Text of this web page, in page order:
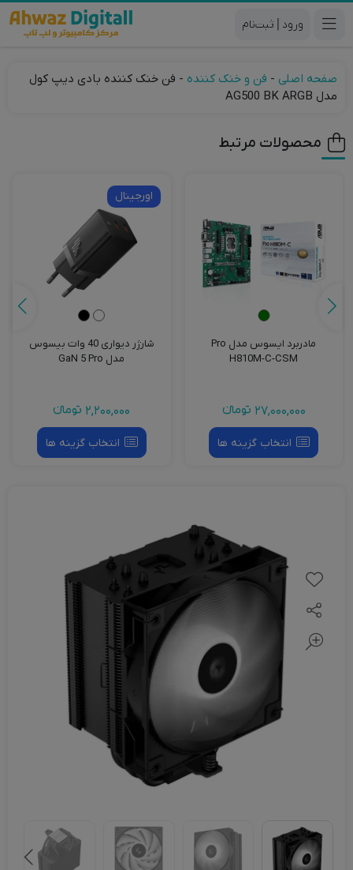
|
صفحه اصلی - فن و خنک کننده - فن خنک کننده بادی دیپ کول
مدل AG500 BK ARGB
محصولات مرتبط
مادربرد ایسوس مدل Pro
H810M-C-CSM
27,000,000 تومانءء
انتخاب گزینه ها
اورجینال
شارژر دیواری 40 وات بیسوس
مدل GaN 5 Pro
2,200,000 تومانءء
انتخاب گزینه ها